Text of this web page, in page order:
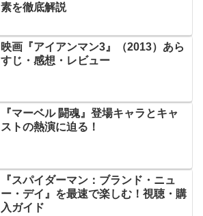
素を徹底解説
映画『アイアンマン3』（2013）あら
すじ・感想・レビュー
『マーベル 闘魂』登場キャラとキャ
ストの熱演に迫る！
『スパイダーマン：ブランド・ニュ
ー・デイ』を最速で楽しむ！視聴・購
入ガイド